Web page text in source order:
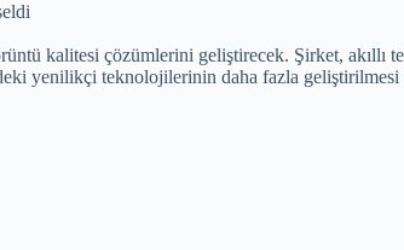
kalitesi çözümlerini geliştirecek. Şirket, akıllı
yenilikçi teknolojilerinin daha fazla geliştirilmesi